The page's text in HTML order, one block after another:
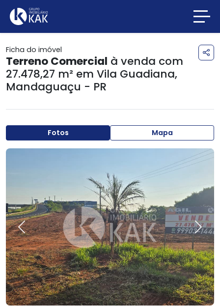
Ficha do imóvel
Terreno Comercial à venda com
27.478,27 m² em Vila Guadiana,
Mandaguaçu - PR
Fotos Mapa
Previous Next